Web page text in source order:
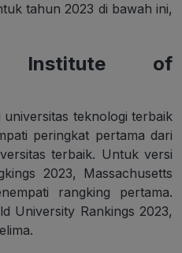
tahun 2023 di bawah ini,
Institute of
teknologi terbaik
peringkat pertama dari
terbaik. Untuk versi
2023, Massachusetts
rangking pertama.
University Rankings 2023,